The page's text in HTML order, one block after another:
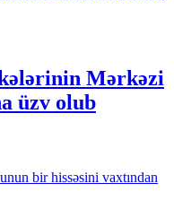
Mərkəzi
üzv olub